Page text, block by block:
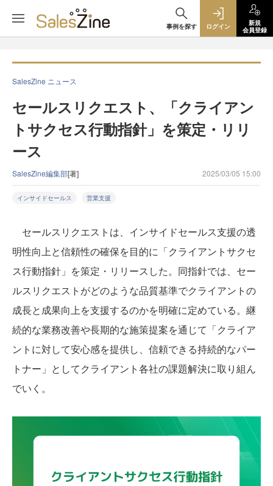
事例を探す ログイン
新規
会員登録
SalesZine ニュース
セールスリクエスト、「クライアン
トサクセス行動指針」を策定・リリ
ース
SalesZine編集部[著] 2025/03/05 15:00
インサイドセールス 営業支援
セールスリクエストは、インサイドセールス支援の透
明性向上と信頼性の確保を目的に「クライアントサクセ
ス行動指針」を策定・リリースした。同指針では、セー
ルスリクエストがどのような品質基準でクライアントの
成長と成果向上を支援するのかを明確に定めている。継
続的な業務改善や長期的な施策提案を通じて「クライア
ントに対して安心感を提供し、信頼できる持続的なパー
トナー」としてクライアント各社の課題解決に取り組ん
でいく。